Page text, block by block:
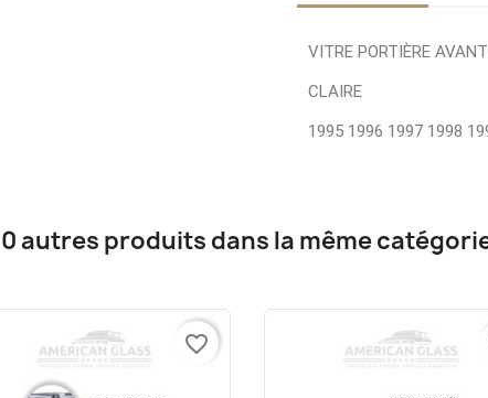
VITRE PORTIÈRE
CLAIRE
1995 1996 1997 1998
autres produits dans la même
favorite_border